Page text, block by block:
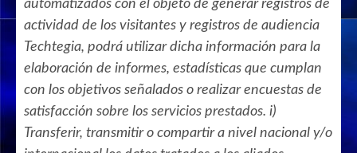
automatizados con el objeto de generar registros de
actividad de los visitantes y registros de audiencia
Techtegia, podrá utilizar dicha información para la
elaboración de informes, estadísticas que cumplan
con los objetivos señalados o realizar encuestas de
satisfacción sobre los servicios prestados. i)
Transferir, transmitir o compartir a nivel nacional y/o